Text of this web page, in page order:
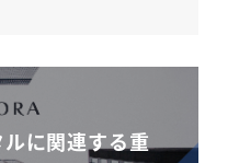
に関連する重